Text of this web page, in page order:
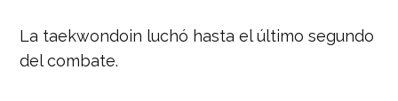
— Comité Olímpico MEX
(@COM_Mexico)
La taekwondoin luchó hasta el último segundo
del combate.